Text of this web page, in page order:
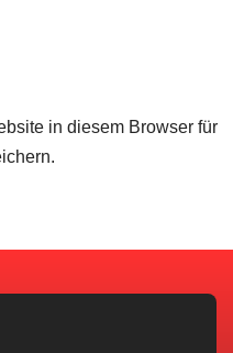
in diesem Browser für